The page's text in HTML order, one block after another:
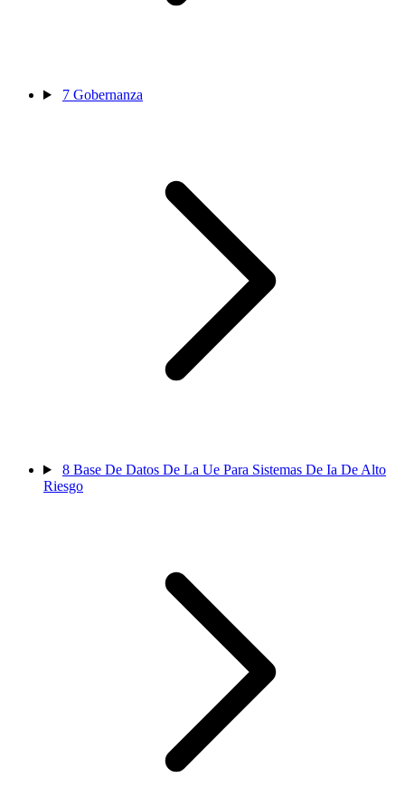
7 Gobernanza
8 Base De Datos De La Ue Para Sistemas De Ia De Alto
Riesgo